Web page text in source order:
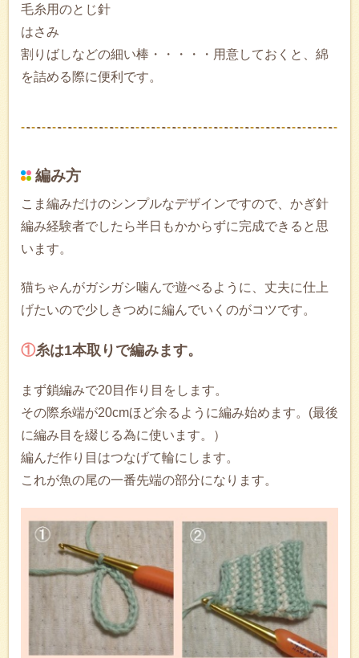
毛糸用のとじ針
はさみ
割りばしなどの細い棒・・・・・用意しておくと、綿
を詰める際に便利です。
編み方
こま編みだけのシンプルなデザインですので、かぎ針
編み経験者でしたら半日もかからずに完成できると思
います。
猫ちゃんがガシガシ噛んで遊べるように、丈夫に仕上
げたいので少しきつめに編んでいくのがコツです。
①糸は1本取りで編みます。
まず鎖編みで20目作り目をします。
その際糸端が20cmほど余るように編み始めます。(最後
に編み目を綴じる為に使います。）
編んだ作り目はつなげて輪にします。
これが魚の尾の一番先端の部分になります。